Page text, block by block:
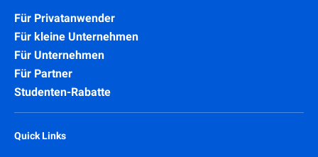
Für Privatanwender
Für kleine Unternehmen
Für Unternehmen
Für Partner
Studenten-Rabatte
Quick Links